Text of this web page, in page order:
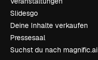
Slidesgo
Deine Inhalte verkaufen
Pressesaal
Suchst du nach magnific.ai